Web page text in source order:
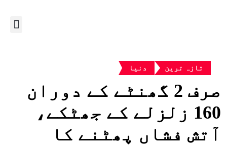
تازہ ترین دنیا
صرف 2 گھنٹے کے دوران
160 زلزلے کے جھٹکے،
آتش فشاں پھٹنے کا